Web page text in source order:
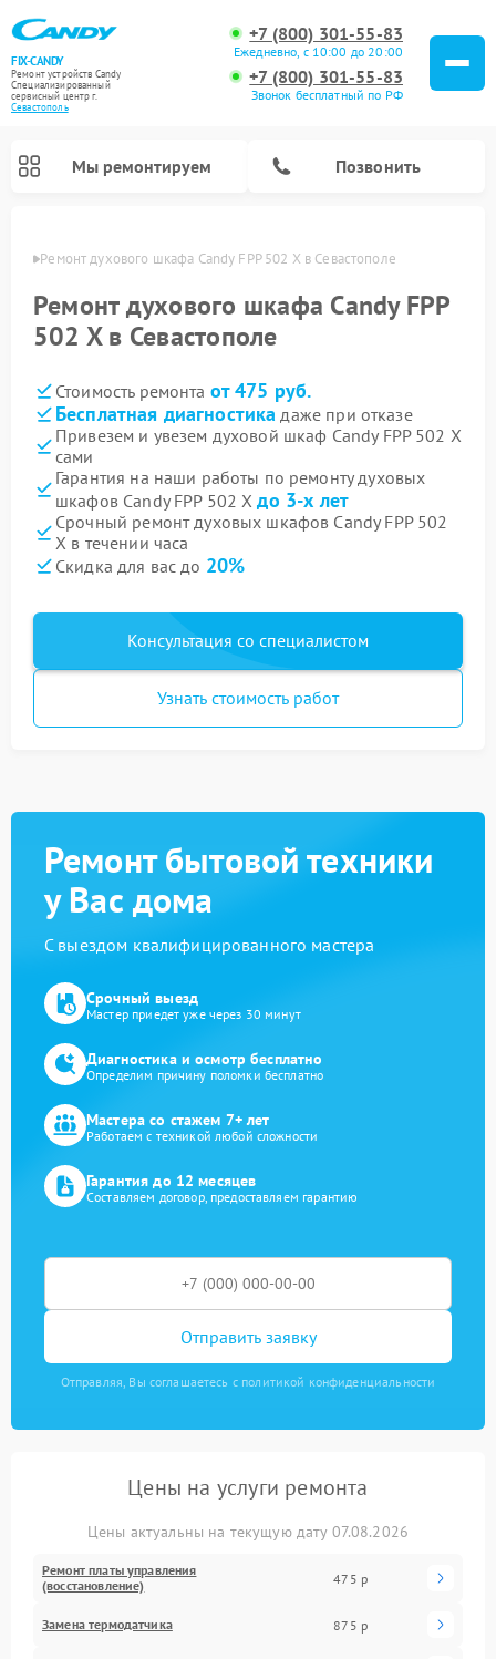
FIX-CANDY
Ремонт устройств Candy
Специализированный
cервисный центр г.
Севастополь
+7 (800) 301-55-83
Ежедневно, с 10:00 до 20:00
+7 (800) 301-55-83
Звонок бесплатный по РФ
Мы ремонтируем Позвонить
Ремонт духового шкафа Candy FPP 502 X в Севастополе
Ремонт духового шкафа Candy FPP
502 X в Севастополе
Стоимость ремонта от 475 руб.
Бесплатная диагностика даже при отказе
Привезем и увезем духовой шкаф Candy FPP 502 X
сами
Гарантия на наши работы по ремонту духовых
шкафов Candy FPP 502 Xдо 3-х лет
Срочный ремонт духовых шкафов Candy FPP 502
X в течении часа
Скидка для вас до 20%
Консультация со специалистом
Узнать стоимость работ
Ремонт бытовой техники
у Вас дома
С выездом квалифицированного мастера
Срочный выезд
Мастер приедет уже через 30 минут
Диагностика и осмотр бесплатно
Определим причину поломки бесплатно
Мастера со стажем 7+ лет
Работаем с техникой любой сложности
Гарантия до 12 месяцев
Составляем договор, предоставляем гарантию
Отправить заявку
Отправляя, Вы соглашаетесь с политикой конфиденциальности
Цены на услуги ремонта
Цены актуальны на текущую дату 07.08.2026
Ремонт платы управления
(восстановление)
475 р
Замена термодатчика 875 р